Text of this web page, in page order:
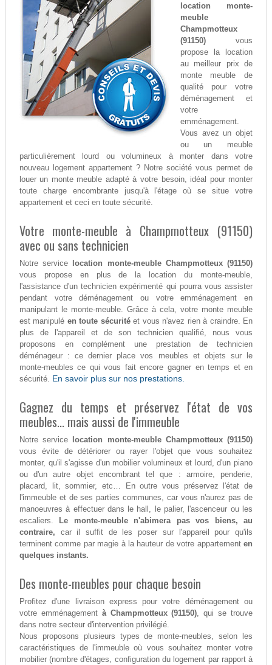
location monte-
meuble
Champmotteux
(91150)vous
propose la location
au meilleur prix de
monte meuble de
qualité pour votre
déménagement et
votre
emménagement.
Vous avez un objet
ou un meuble
particulièrement lourd ou volumineux à monter dans votre
nouveau logement appartement ? Notre société vous permet de
louer un monte meuble adapté à votre besoin, idéal pour monter
toute charge encombrante jusqu'à l'étage où se situe votre
appartement et ceci en toute sécurité.
Votre monte-meuble à Champmotteux (91150)
avec ou sans technicien
Notre service
location monte-meuble Champmotteux (91150)
vous propose en plus de la location du monte-meuble,
l'assistance d'un technicien expérimenté qui pourra vous assister
pendant votre déménagement ou votre emménagement en
manipulant le monte-meuble. Grâce à cela, votre monte meuble
est manipulé en toute sécuritéet vous n'avez rien à craindre. En
plus de l'appareil et de son technicien qualifié, nous vous
proposons en complément une prestation de technicien
déménageur : ce dernier place vos meubles et objets sur le
monte-meubles ce qui vous fait encore gagner en temps et en
sécurité. En savoir plus sur nos prestations.
Gagnez du temps et préservez l'état de vos
meubles... mais aussi de l'immeuble
Notre service
location monte-meuble Champmotteux (91150)
vous évite de détériorer ou rayer l'objet que vous souhaitez
monter, qu'il s'agisse d'un mobilier volumineux et lourd, d'un piano
ou d'un autre objet encombrant tel que : armoire, penderie,
placard, lit, sommier, etc… En outre vous préservez l'état de
l'immeuble et de ses parties communes, car vous n'aurez pas de
manoeuvres à effectuer dans le hall, le palier, l'ascenceur ou les
escaliers.
Le monte-meuble n'abimera pas vos biens, au
contraire, car il suffit de les poser sur l'appareil pour qu'ils
terminent comme par magie à la hauteur de votre appartementen
quelques instants.
Des monte-meubles pour chaque besoin
Profitez d'une livraison express pour votre déménagement ou
votre emménagement à Champmotteux (91150), qui se trouve
dans notre secteur d'intervention privilégié.
Nous proposons plusieurs types de monte-meubles, selon les
caractéristiques de l'immeuble où vous souhaitez monter votre
mobilier (nombre d'étages, configuration du logement par rapport à